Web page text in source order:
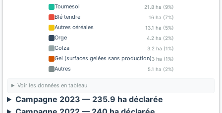
Tournesol 21.8 ha (9%)
Blé tendre 16 ha (7%)
Autres céréales 13.1 ha (5%)
Orge 4.2 ha (2%)
Colza 3.2 ha (1%)
Gel (surfaces gelées sans production)3 ha (1%)
Autres 5.1 ha (2%)
Voir les données en tableau
Campagne 2023 — 235.9 ha déclarée